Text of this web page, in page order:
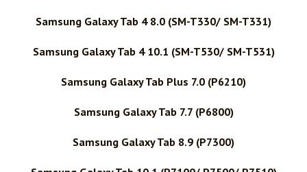
Samsung Galaxy Tab 4 8.0 (SM-T330/ SM-T331)
Samsung Galaxy Tab 4 10.1 (SM-T530/ SM-T531)
Samsung Galaxy Tab Plus 7.0 (P6210)
Samsung Galaxy Tab 7.7 (P6800)
Samsung Galaxy Tab 8.9 (P7300)